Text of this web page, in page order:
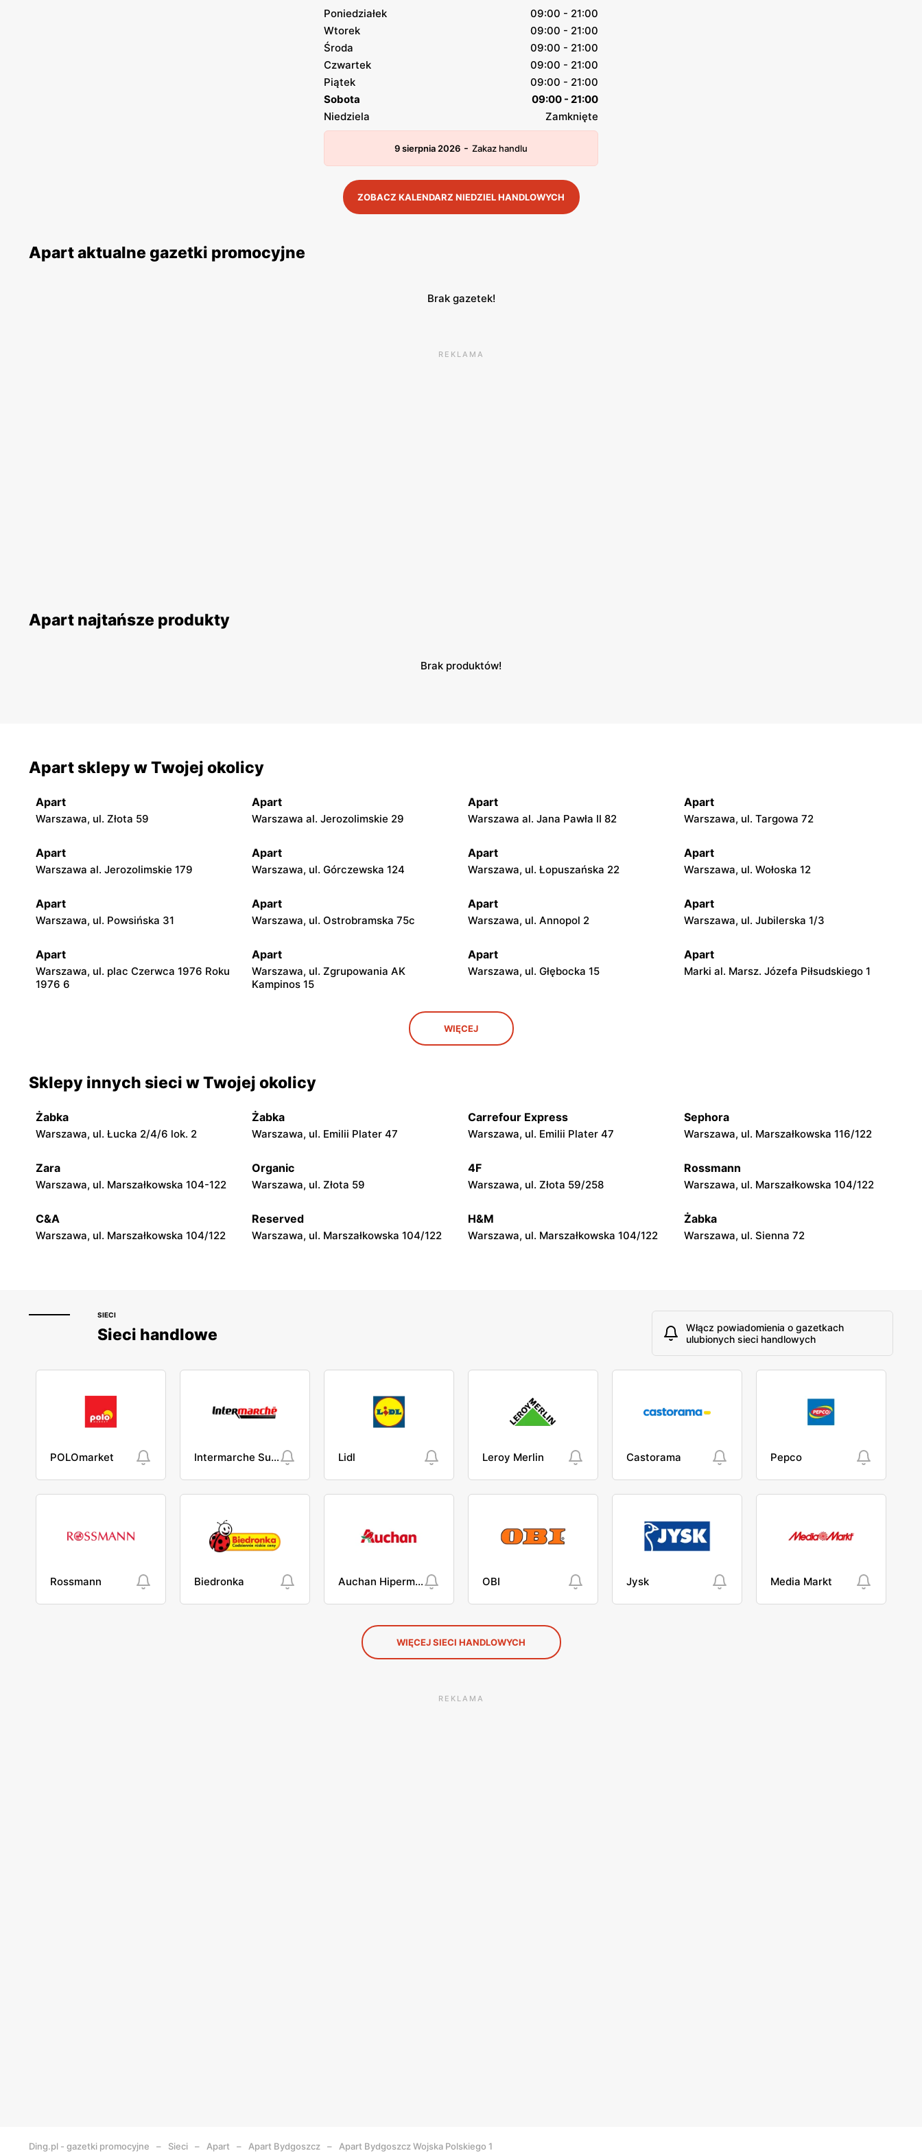
Poniedziałek
09:00 - 21:00
Wtorek
09:00 - 21:00
Środa
09:00 - 21:00
Czwartek
09:00 - 21:00
Piątek
09:00 - 21:00
Sobota
09:00 - 21:00
Niedziela
Zamknięte
9 sierpnia 2026 - Zakaz handlu
ZOBACZ KALENDARZ NIEDZIEL HANDLOWYCH
Apart aktualne gazetki promocyjne
Brak gazetek!
REKLAMA
Apart najtańsze produkty
Brak produktów!
Apart sklepy w Twojej okolicy
Apart
Warszawa, ul. Złota 59
Apart
Warszawa al. Jerozolimskie 29
Apart
Warszawa al. Jana Pawła II 82
Apart
Warszawa, ul. Targowa 72
Apart
Warszawa al. Jerozolimskie 179
Apart
Warszawa, ul. Górczewska 124
Apart
Warszawa, ul. Łopuszańska 22
Apart
Warszawa, ul. Wołoska 12
Apart
Warszawa, ul. Powsińska 31
Apart
Warszawa, ul. Ostrobramska 75c
Apart
Warszawa, ul. Annopol 2
Apart
Warszawa, ul. Jubilerska 1/3
Apart
Warszawa, ul. plac Czerwca 1976 Roku
1976 6
Apart
Warszawa, ul. Zgrupowania AK
Kampinos 15
Apart
Warszawa, ul. Głębocka 15
Apart
Marki al. Marsz. Józefa Piłsudskiego 1
Piaseczno, ul. Puławska 42E
Legionowo, ul. Jerzego Siwińskiego 2 Wołomin, ul. Geodetów 2
Apart
Radom al. Józefa Grzecznarowskiego 28
Apart
Puławy, ul. Lubelska 2
Apart
Łódź, ul. Brzezińska 27/29
Apart
Łódź al. Marsz. Józefa Piłsudskiego
Apart Apart Apart Apart
WIĘCEJ
Sklepy innych sieci w Twojej okolicy
Żabka
Warszawa, ul. Łucka 2/4/6 lok. 2
Żabka
Warszawa, ul. Emilii Plater 47
Carrefour Express
Warszawa, ul. Emilii Plater 47
Sephora
Warszawa, ul. Marszałkowska 116/122
Zara
Warszawa, ul. Marszałkowska 104-122
Organic
Warszawa, ul. Złota 59
4F
Warszawa, ul. Złota 59/258
Rossmann
Warszawa, ul. Marszałkowska 104/122
C&A
Warszawa, ul. Marszałkowska 104/122
Reserved
Warszawa, ul. Marszałkowska 104/122
H&M
Warszawa, ul. Marszałkowska 104/122
Żabka
Warszawa, ul. Sienna 72
SIECI
Sieci handlowe
Włącz powiadomienia o gazetkach
ulubionych sieci handlowych
POLOmarket Intermarche Super Lidl Leroy Merlin Castorama Pepco
Rossmann Biedronka Auchan Hipermarket OBI Jysk Media Markt
WIĘCEJ SIECI HANDLOWYCH
REKLAMA
Ding.pl - gazetki promocyjne Sieci Apart Apart Bydgoszcz Apart Bydgoszcz Wojska Polskiego 1